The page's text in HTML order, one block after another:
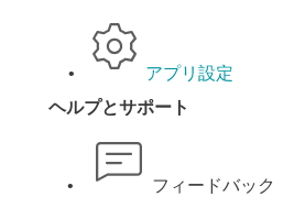
•
アプリ設定
ヘルプとサポート
• フィードバック